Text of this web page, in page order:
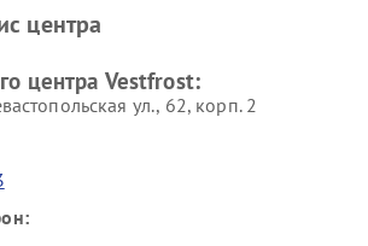
центра
центра Vestfrost:
ул., 62, корп. 2